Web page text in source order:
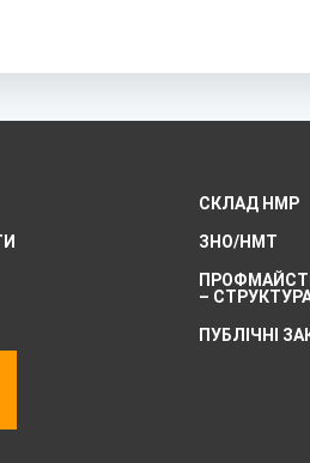
СКЛАД НМР
ЗНО/НМТ
–
ПУБЛІЧНІ